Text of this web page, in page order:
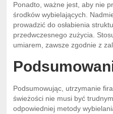
Ponadto, ważne jest, aby nie
środków wybielających.
prowadzić do osłabienia
przedwczesnego zużycia.
umiarem, zawsze zgodnie z
Podsumowując, utrzymanie
świeżości nie musi być
odpowiedniej metody